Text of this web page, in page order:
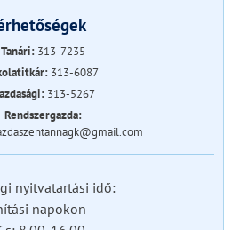
Tanári: 313-7235
313-6087
313-5267
Rendszergazda:
nyitvatartási idő:
napokon